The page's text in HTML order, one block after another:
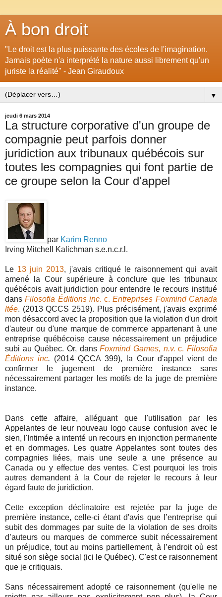
À bon droit
"Le droit est la plus puissante des écoles de l'imagination.
Jamais poète n'a interprété la nature aussi librement qu'un
juriste la réalité" - Jean Giraudoux
▼
jeudi 6 mars 2014
La structure corporative d'un groupe de
compagnie peut parfois donner
juridiction aux tribunaux québécois sur
toutes les compagnies qui font partie de
ce groupe selon la Cour d'appel
par Karim Renno
Irving Mitchell Kalichman s.e.n.c.r.l.
Le 13 juin 2013, j'avais critiqué le raisonnement qui avait
amené la Cour supérieure à conclure que les tribunaux
québécois avait juridiction pour entendre le recours institué
dansFilosofia Éditions inc. c.Entreprises Foxmind Canada
ltée. (2013 QCCS 2519). Plus précisément, j'avais exprimé
mon désaccord avec la proposition que la violation d'un droit
d'auteur ou d'une marque de commerce appartenant à une
entreprise québécoise cause nécessairement un préjudice
subi au Québec. Or, dansFoxmind Games, n.v. c.Filosofia
Éditions inc. (2014 QCCA 399), la Cour d'appel vient de
confirmer le jugement de première instance sans
nécessairement partager les motifs de la juge de première
instance.
Dans cette affaire, alléguant que l'utilisation par les
Appelantes de leur nouveau logo cause confusion avec le
sien, l'Intimée a intenté un recours en injonction permanente
et en dommages. Les quatre Appelantes sont toutes des
compagnies liées, mais une seule a une présence au
Canada ou y effectue des ventes. C'est pourquoi les trois
autres demandent à la Cour de rejeter le recours à leur
égard faute de juridiction.
Cette exception déclinatoire est rejetée par la juge de
première instance, celle-ci étant d'avis que l’entreprise qui
subit des dommages par suite de la violation de ses droits
d’auteurs ou marques de commerce subit nécessairement
un préjudice, tout au moins partiellement, à l’endroit où est
situé son siège social (ici le Québec). C'est ce raisonnement
que je critiquais.
Sans nécessairement adopté ce raisonnement (qu'elle ne